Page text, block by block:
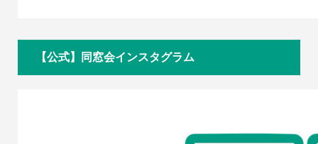
【公式】同窓会インスタグラム